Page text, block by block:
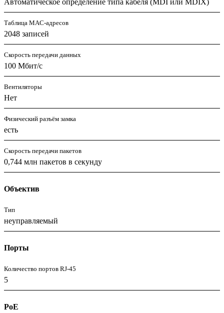
Таблица MAC-адресов
2048 записей
Скорость передачи данных
100 Мбит/с
Вентиляторы
Нет
Физический разъём замка
есть
Скорость передачи пакетов
0,744 млн пакетов в секунду
Объектив
Тип
неуправляемый
Порты
Количество портов RJ-45
5
PoE